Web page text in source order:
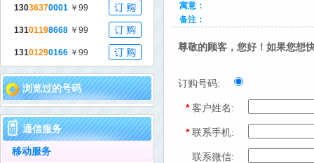
13036370001 ￥99
13101198668 ￥99
13101290166 ￥99
浏览过的号码
通信服务
移动服务
寓意：
备注：
尊敬的顾客，您好！如果您想
订购号码:
*客户姓名:
*联系手机:
联系微信: